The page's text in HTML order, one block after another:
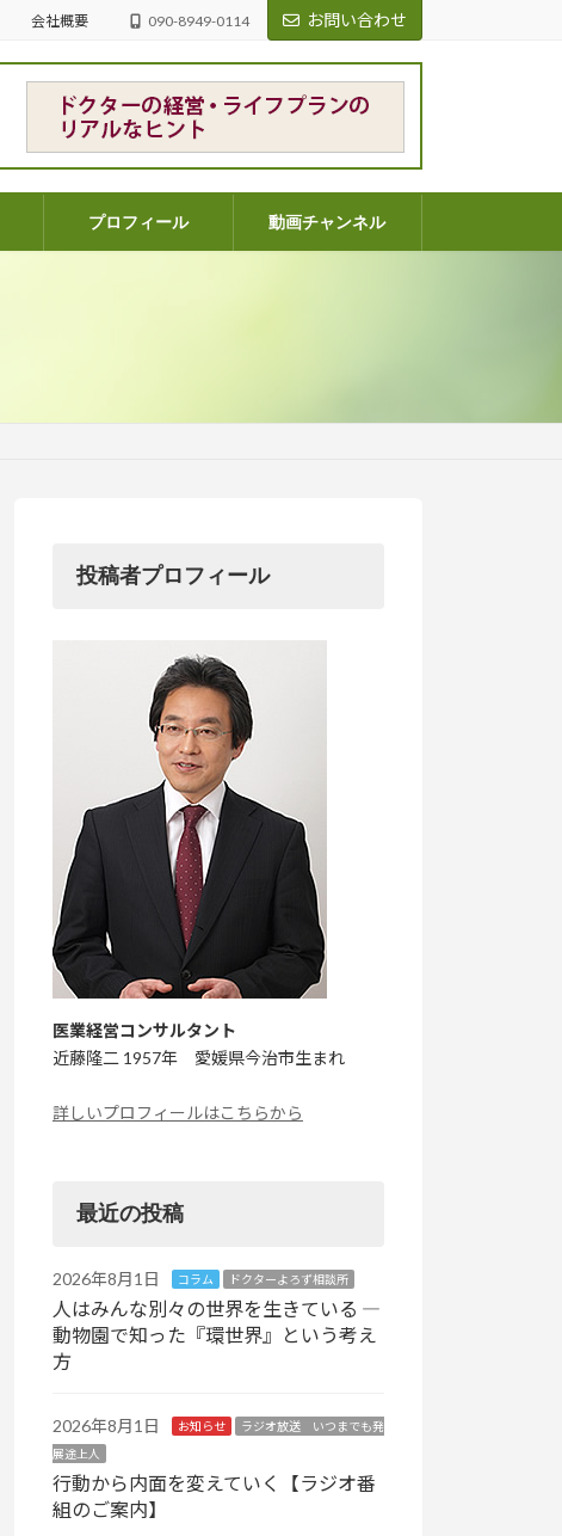
会社概要 090-8949-0114 お問い合わせ
プロフィール 動画チャンネル
投稿者プロフィール
医業経営コンサルタント
近藤隆二 1957年 愛媛県今治市生まれ
詳しいプロフィールはこちらから
最近の投稿
2026年8月1日 コラム ドクターよろず相談所
人はみんな別々の世界を生きている ―
動物園で知った『環世界』という考え
方
2026年8月1日 お知らせ
ラジオ放送 いつまでも発
展途上人
行動から内面を変えていく【ラジオ番
組のご案内】